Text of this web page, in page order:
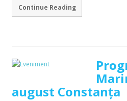
Continue Reading
august Constanța